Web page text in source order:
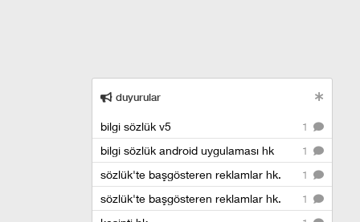
duyurular
1
bilgi sözlük v5
1
bilgi sözlük android uygulaması hk
1
sözlük'te başgösteren reklamlar hk.
1
sözlük'te başgösteren reklamlar hk.